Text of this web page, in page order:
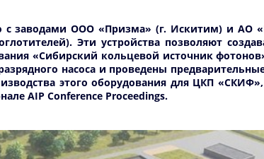
ООО «Призма» (г. Искитим) и АО
Эти устройства позволяют
«Сибирский кольцевой источник
насоса и проведены
этого оборудования для ЦКП «СКИФ»,
AIP Conference Proceedings.